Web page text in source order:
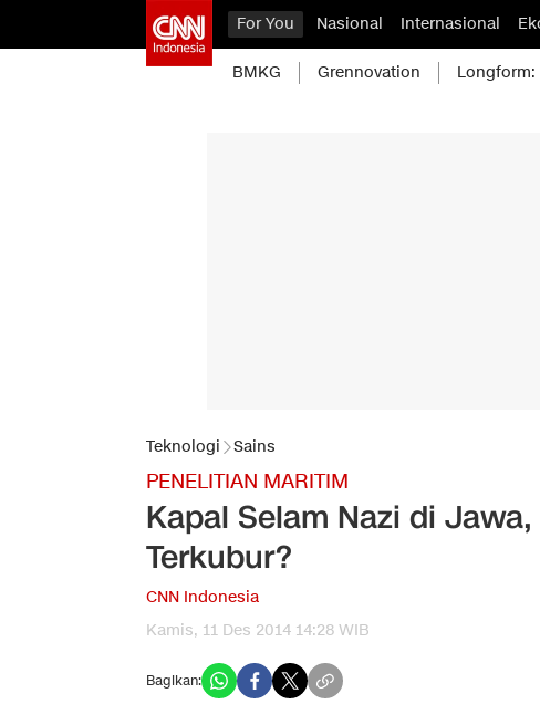
For You Nasional Internasional
BMKG Grennovation Longform:
Teknologi Sains
PENELITIAN MARITIM
Kapal Selam Nazi di
Terkubur?
CNN Indonesia
Kamis, 11 Des 2014 14:28 WIB
Bagikan: